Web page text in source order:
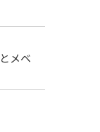
メベ